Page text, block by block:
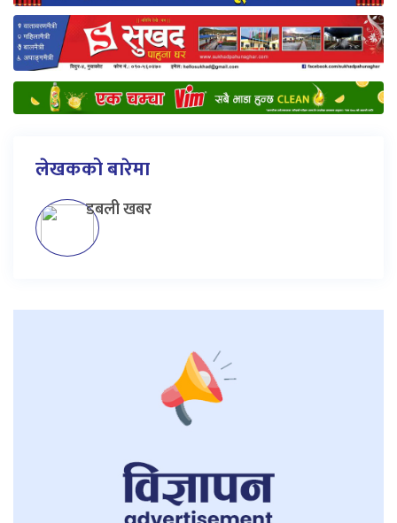
लेखकको बारेमा
डबली खबर